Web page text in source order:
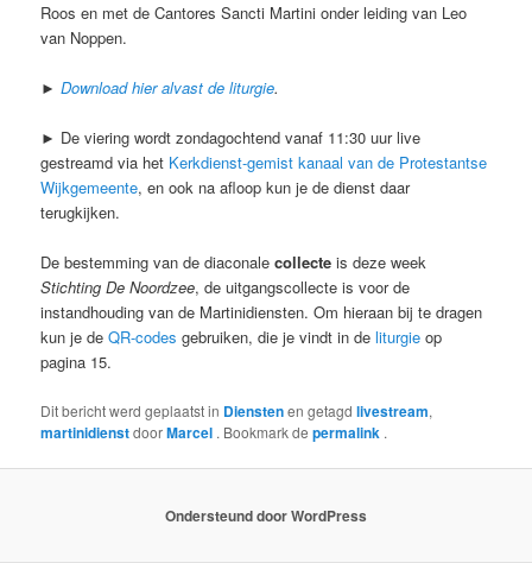
Roos en met de Cantores Sancti Martini onder leiding van Leo
van Noppen.
►Download hier alvast de liturgie.
► De viering wordt zondagochtend vanaf 11:30 uur live
gestreamd via het Kerkdienst-gemist kanaal van de Protestantse
Wijkgemeente, en ook na afloop kun je de dienst daar
terugkijken.
De bestemming van de diaconalecollecte is deze week
Stichting De Noordzee, de uitgangscollecte is voor de
instandhouding van de Martinidiensten. Om hieraan bij te dragen
kun je deQR-codes gebruiken, die je vindt in deliturgie op
pagina 15.
Dit bericht werd geplaatst in Dienstenen getagdlivestream,
martinidienstdoorMarcel . Bookmark depermalink .
Ondersteund door WordPress